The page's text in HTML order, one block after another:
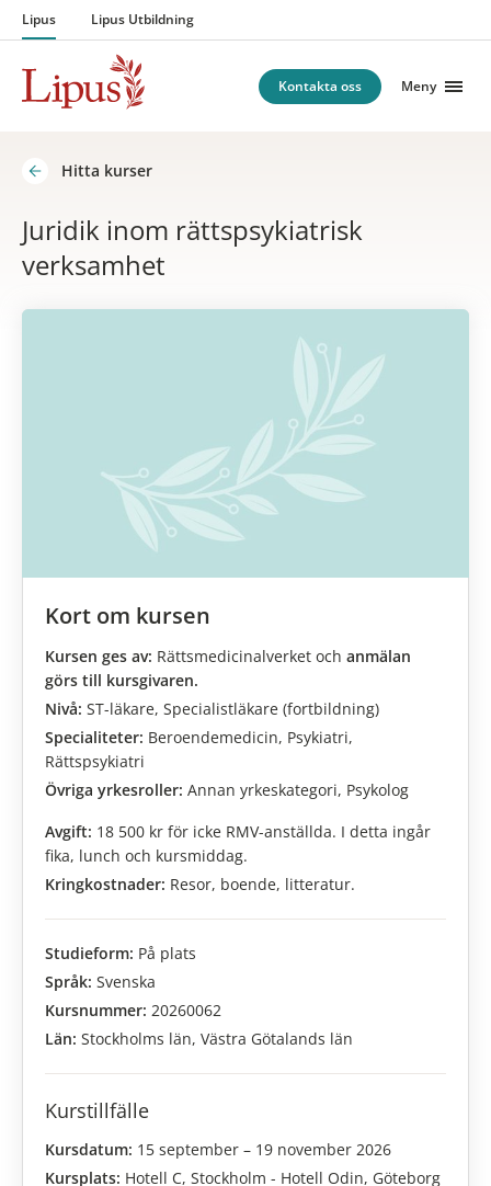
Hoppa till innehåll
Lipus Lipus Utbildning
Kontakta oss Meny
Hitta kurser
Juridik inom rättspsykiatrisk
verksamhet
Kort om kursen
Kursen ges av: Rättsmedicinalverket och anmälan
görs till kursgivaren.
Nivå: ST-läkare, Specialistläkare (fortbildning)
Specialiteter: Beroendemedicin, Psykiatri,
Rättspsykiatri
Övriga yrkesroller: Annan yrkeskategori, Psykolog
Avgift: 18 500 kr för icke RMV-anställda. I detta ingår
fika, lunch och kursmiddag.
Kringkostnader: Resor, boende, litteratur.
Studieform: På plats
Språk: Svenska
Kursnummer: 20260062
Län: Stockholms län, Västra Götalands län
Kurstillfälle
Kursdatum: 15 september – 19 november 2026
Kursplats: Hotell C, Stockholm - Hotell Odin, Göteborg